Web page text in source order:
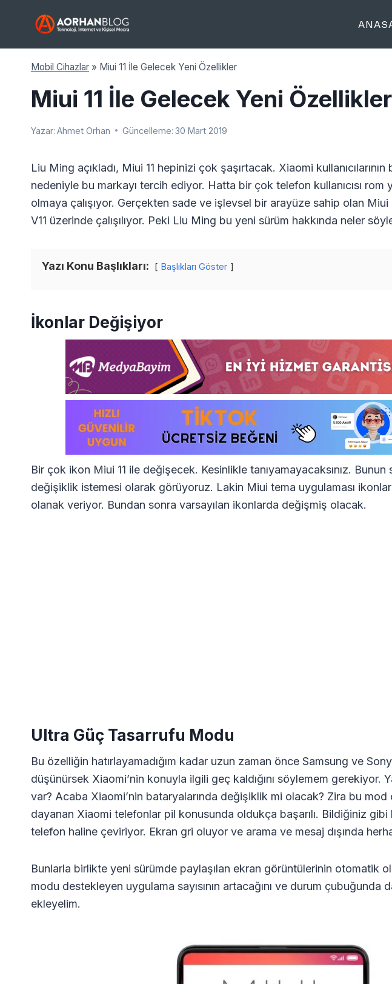
Mobil Cihazlar » Miui 11 İle Gelecek Yeni Özellikler
Miui 11 İle Gelecek Yeni Özellikler
Yazar: Ahmet Orhan Güncelleme: 30 Mart 2019
Liu Ming açıkladı, Miui 11 hepinizi çok şaşırtacak. Xiaomi
nedeniyle bu markayı tercih ediyor. Hatta bir çok telefon kullanıcısı
olmaya çalışıyor. Gerçekten sade ve işlevsel bir arayüze sahip olan
V11 üzerinde çalışılıyor. Peki Liu Ming bu yeni sürüm hakkında neler
Yazı Konu Başlıkları: Başlıkları Göster
İkonlar Değişiyor
Bir çok ikon Miui 11 ile değişecek. Kesinlikle tanıyamayacaksınız. Bunun
değişiklik istemesi olarak görüyoruz. Lakin Miui tema uygulaması
olanak veriyor. Bundan sonra varsayılan ikonlarda değişmiş olacak.
Ultra Güç Tasarrufu Modu
Bu özelliğin hatırlayamadığım kadar uzun zaman önce Samsung ve
düşünürsek Xiaomi’nin konuyla ilgili geç kaldığını söylemem gerekiyor.
var? Acaba Xiaomi’nin bataryalarında değişiklik mi olacak? Zira bu
dayanan Xiaomi telefonlar pil konusunda oldukça başarılı. Bildiğiniz
telefon haline çeviriyor. Ekran gri oluyor ve arama ve mesaj dışında
Bunlarla birlikte yeni sürümde paylaşılan ekran görüntülerinin otomatik
modu destekleyen uygulama sayısının artacağını ve durum çubuğunda
ekleyelim.